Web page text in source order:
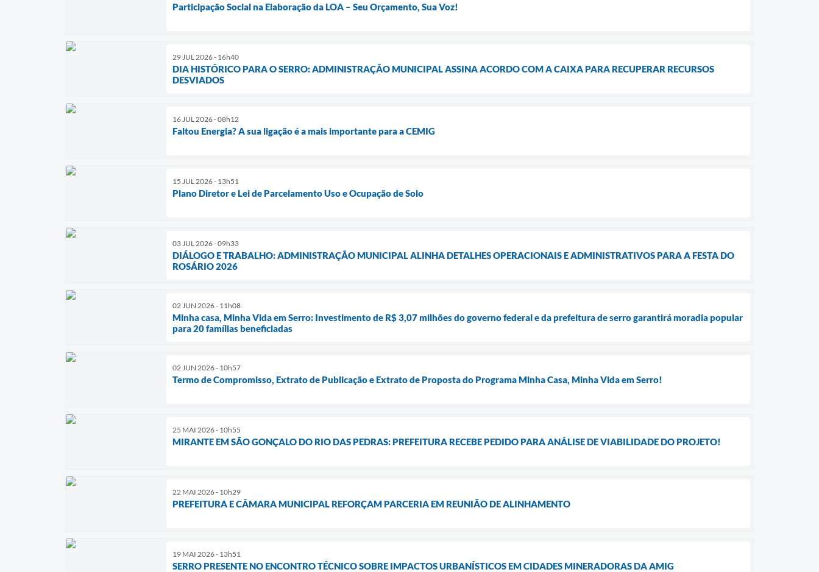
Participação Social na Elaboração da LOA – Seu Orçamento, Sua Voz!
29 JUL 2026 - 16h40
DIA HISTÓRICO PARA O SERRO: ADMINISTRAÇÃO MUNICIPAL ASSINA ACORDO COM A CAIXA PARA RECUPERAR RECURSOS
DESVIADOS
16 JUL 2026 - 08h12
Faltou Energia? A sua ligação é a mais importante para a CEMIG
15 JUL 2026 - 13h51
Plano Diretor e Lei de Parcelamento Uso e Ocupação de Solo
03 JUL 2026 - 09h33
DIÁLOGO E TRABALHO: ADMINISTRAÇÃO MUNICIPAL ALINHA DETALHES OPERACIONAIS E ADMINISTRATIVOS PARA A FESTA DO
ROSÁRIO 2026
02 JUN 2026 - 11h08
Minha casa, Minha Vida em Serro: Investimento de R$ 3,07 milhões do governo federal e da prefeitura de serro garantirá moradia popular
para 20 famílias beneficiadas
02 JUN 2026 - 10h57
Termo de Compromisso, Extrato de Publicação e Extrato de Proposta do Programa Minha Casa, Minha Vida em Serro!
25 MAI 2026 - 10h55
MIRANTE EM SÃO GONÇALO DO RIO DAS PEDRAS: PREFEITURA RECEBE PEDIDO PARA ANÁLISE DE VIABILIDADE DO PROJETO!
22 MAI 2026 - 10h29
PREFEITURA E CÂMARA MUNICIPAL REFORÇAM PARCERIA EM REUNIÃO DE ALINHAMENTO
19 MAI 2026 - 13h51
SERRO PRESENTE NO ENCONTRO TÉCNICO SOBRE IMPACTOS URBANÍSTICOS EM CIDADES MINERADORAS DA AMIG